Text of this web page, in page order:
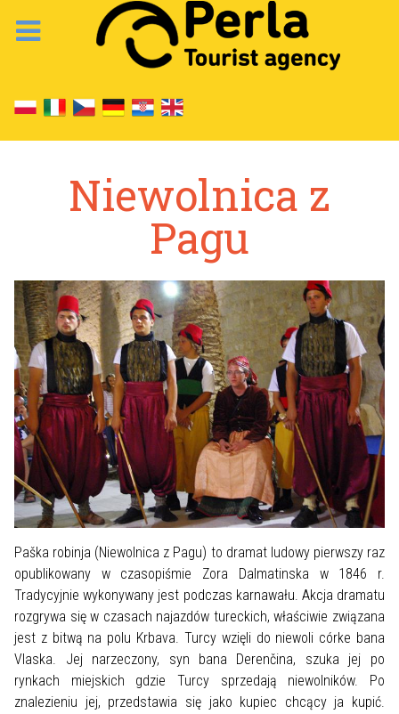
Niewolnica z
Pagu
Paška robinja (Niewolnica z Pagu) to dramat ludowy pierwszy raz
opublikowany w czasopiśmie Zora Dalmatinska w 1846 r.
Tradycyjnie wykonywany jest podczas karnawału. Akcja dramatu
rozgrywa się w czasach najazdów tureckich, właściwie związana
jest z bitwą na polu Krbava. Turcy wzięli do niewoli córke bana
Vlaska. Jej narzeczony, syn bana Derenčina, szuka jej po
rynkach miejskich gdzie Turcy sprzedają niewolników. Po
znalezieniu jej, przedstawia się jako kupiec chcący ja kupić.